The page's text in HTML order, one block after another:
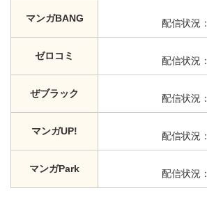
マンガBANG 配信状況：
ゼロコミ 配信状況：
ぜブラック 配信状況：
マンガUP! 配信状況：
マンガPark 配信状況：